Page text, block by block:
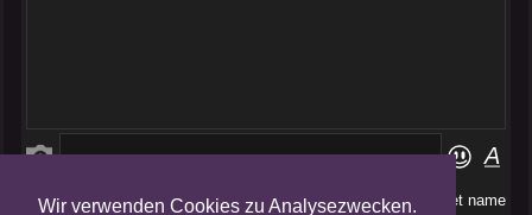
Wir verwenden Cookies zu Analysezwecken.